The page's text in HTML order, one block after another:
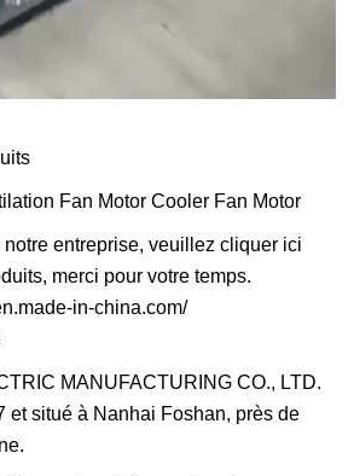
entreprise, veuillez cliquer ici
merci pour votre temps.
in-china.com/
MANUFACTURING CO., LTD.
et situé à Nanhai Foshan, près de